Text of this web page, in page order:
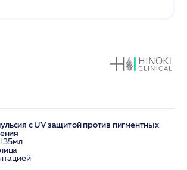
с UV защитой против пигментных
35мл